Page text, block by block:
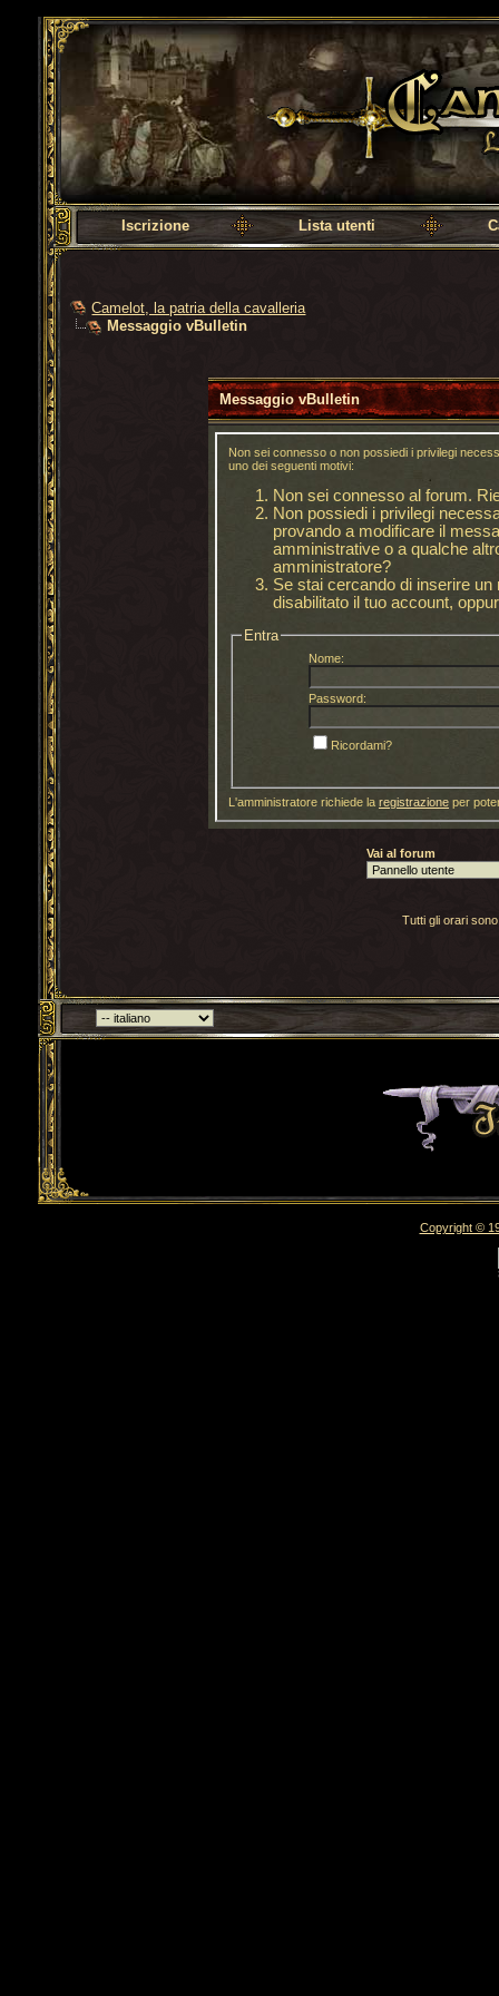
Camelot, la patria della cavalleria
Iscrizione Lista utenti
Camelot, la patria della cavalleria
Messaggio vBulletin
Messaggio vBulletin
Non sei connesso o non possiedi i privilegi
uno dei seguenti motivi:
Non sei connesso al forum.
Non possiedi i privilegi
provando a modificare il
amministrative o a qualche
amministratore?
Se stai cercando di inserire
disabilitato il tuo account,
Entra
Nome:
Password:
Ricordami?
L'amministratore richiede la registrazioneper
Vai al forum
Tutti gli orari
Torna indietro
Copyright ©